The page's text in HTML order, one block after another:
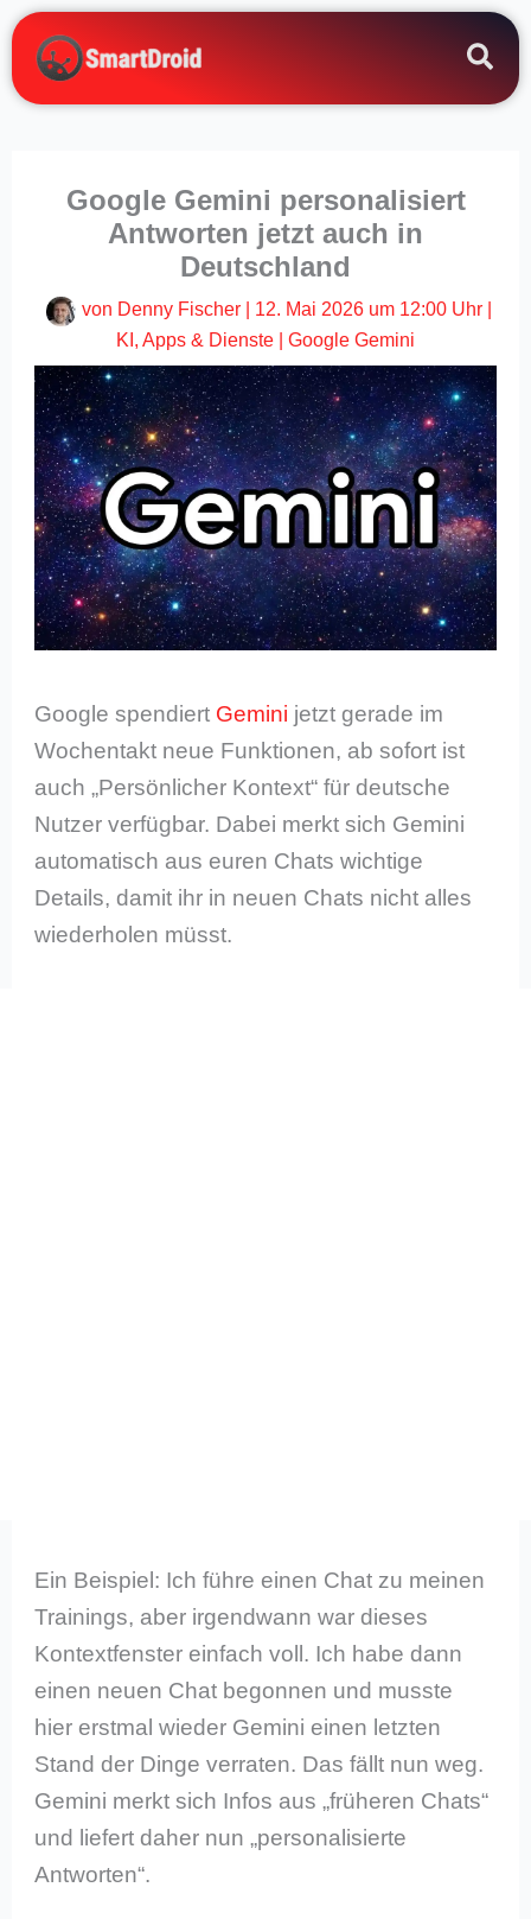
Zum
Inhalt
springen
Google Gemini personalisiert
Antworten jetzt auch in
Deutschland
von Denny Fischer 12. Mai 2026 um 12:00 Uhr|
KI , Apps & Dienste Google Gemini
Google spendiert Gemini jetzt gerade im
Wochentakt neue Funktionen, ab sofort ist
auch „Persönlicher Kontext“ für deutsche
Nutzer verfügbar. Dabei merkt sich Gemini
automatisch aus euren Chats wichtige
Details, damit ihr in neuen Chats nicht alles
wiederholen müsst.
Ein Beispiel: Ich führe einen Chat zu meinen
Trainings, aber irgendwann war dieses
Kontextfenster einfach voll. Ich habe dann
einen neuen Chat begonnen und musste
hier erstmal wieder Gemini einen letzten
Stand der Dinge verraten. Das fällt nun weg.
Gemini merkt sich Infos aus „früheren Chats“
und liefert daher nun „personalisierte
Antworten“.